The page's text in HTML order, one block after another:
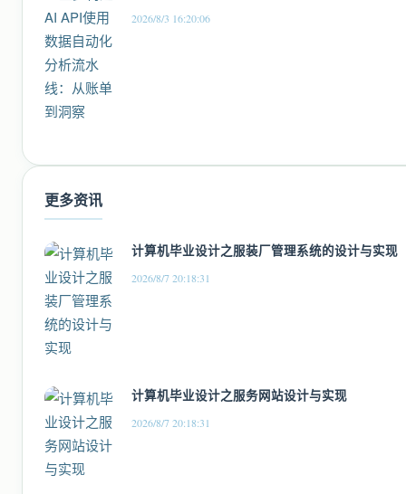
2026/8/3 16:20:06
更多资讯
计算机毕业设计之服装厂管理系统的设计与实现
2026/8/7 20:18:31
计算机毕业设计之服务网站设计与实现
2026/8/7 20:18:31